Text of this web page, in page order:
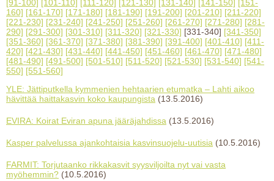
[91-100] [101-110] [111-120] [121-130] [131-140] [141-150] [151-
160] [161-170] [171-180] [181-190] [191-200] [201-210] [211-220]
[221-230] [231-240] [241-250] [251-260] [261-270] [271-280] [281-
290] [291-300] [301-310] [311-320] [321-330] [331-340] [341-350]
[351-360] [361-370] [371-380] [381-390] [391-400] [401-410] [411-
420] [421-430] [431-440] [441-450] [451-460] [461-470] [471-480]
[481-490] [491-500] [501-510] [511-520] [521-530] [531-540] [541-
550] [551-560]
YLE: Jättiputkella kymmenien hehtaarien etumatka – Lahti aikoo
hävittää haittakasvin koko kaupungista (13.5.2016)
EVIRA: Koirat Eviran apuna jääräjahdissa (13.5.2016)
Kasper palvelussa ajankohtaisia kasvinsuojelu-uutisia (10.5.2016)
FARMIT: Torjutaanko rikkakasvit syysviljoilta nyt vai vasta
myöhemmin? (10.5.2016)